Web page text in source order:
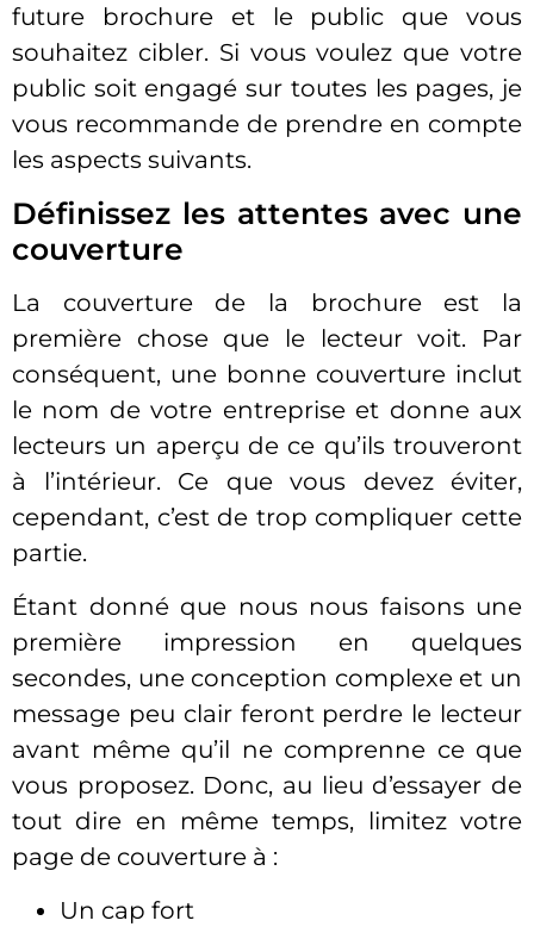
future brochure et le public que vous
souhaitez cibler. Si vous voulez que votre
public soit engagé sur toutes les pages, je
vous recommande de prendre en compte
les aspects suivants.
Définissez les attentes avec une
couverture
La couverture de la brochure est la
première chose que le lecteur voit. Par
conséquent, une bonne couverture inclut
le nom de votre entreprise et donne aux
lecteurs un aperçu de ce qu’ils trouveront
à l’intérieur. Ce que vous devez éviter,
cependant, c’est de trop compliquer cette
partie.
Étant donné que nous nous faisons une
première impression en quelques
secondes, une conception complexe et un
message peu clair feront perdre le lecteur
avant même qu’il ne comprenne ce que
vous proposez. Donc, au lieu d’essayer de
tout dire en même temps, limitez votre
page de couverture à :
Un cap fort